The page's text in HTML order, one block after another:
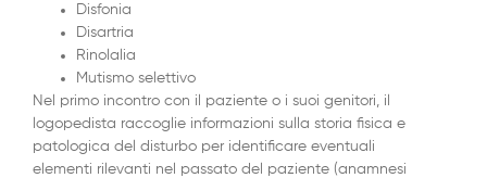
Disfonia
Disartria
Rinolalia
Mutismo selettivo
Nel primo incontro con il paziente o i suoi genitori, il
logopedista raccoglie informazioni sulla storia fisica e
patologica del disturbo per identificare eventuali
elementi rilevanti nel passato del paziente (anamnesi